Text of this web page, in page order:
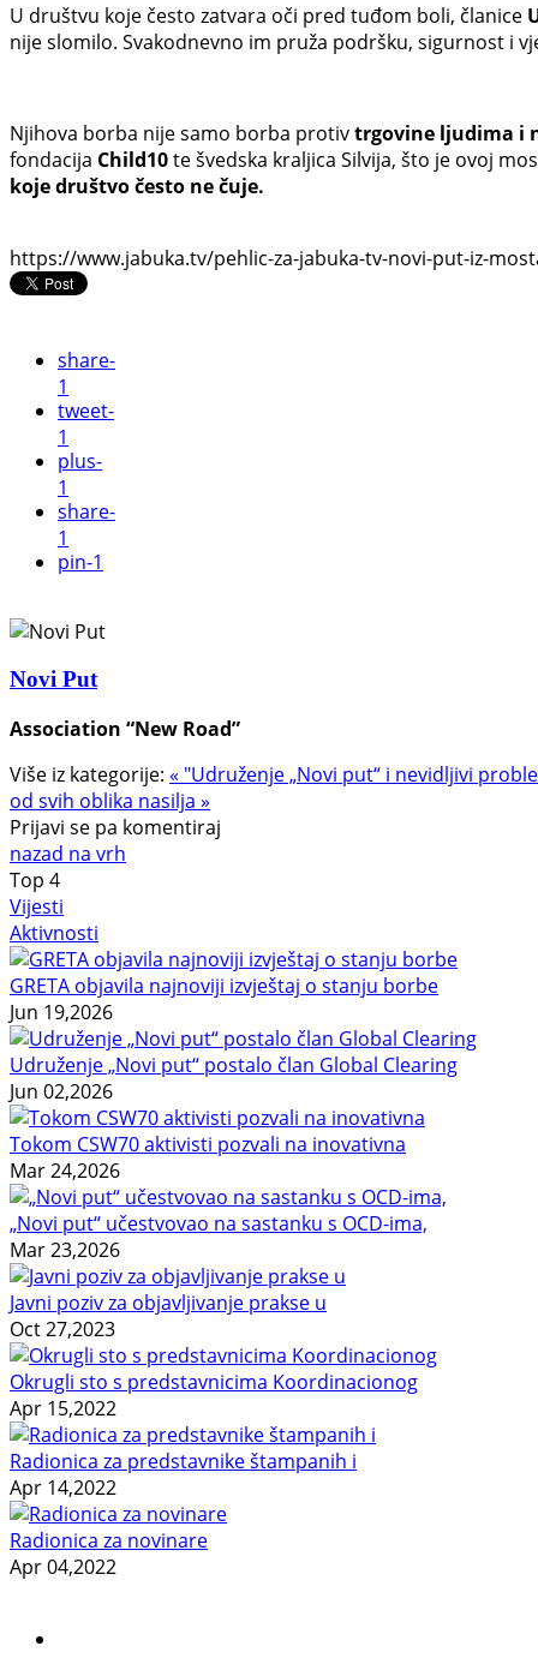
U društvu koje često zatvara oči pred tuđom boli, članice
nije slomilo. Svakodnevno im pruža podršku, sigurnost i
Njihova borba nije samo borba protivtrgovine ljudima i
fondacija Child10te švedska kraljica Silvija, što je ovoj
koje društvo često ne čuje.
https://www.jabuka.tv/pehlic-za-jabuka-tv-novi-put-iz-
share-
1
tweet-
1
plus-
1
share-
1
pin-1
Novi Put
Association “New Road”
Više iz kategorije: « "Udruženje „Novi put“ i nevidljivi
od svih oblika nasilja »
Prijavi se pa komentiraj
nazad na vrh
Top 4
Vijesti
Aktivnosti
GRETA objavila najnoviji izvještaj o stanju borbe
Jun 19,2026
Udruženje „Novi put“ postalo član Global Clearing
Jun 02,2026
Tokom CSW70 aktivisti pozvali na inovativna
Mar 24,2026
„Novi put“ učestvovao na sastanku s OCD-ima,
Mar 23,2026
Javni poziv za objavljivanje prakse u
Oct 27,2023
Okrugli sto s predstavnicima Koordinacionog
Apr 15,2022
Radionica za predstavnike štampanih i
Apr 14,2022
Radionica za novinare
Apr 04,2022